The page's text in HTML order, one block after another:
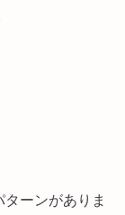
ーンがありま